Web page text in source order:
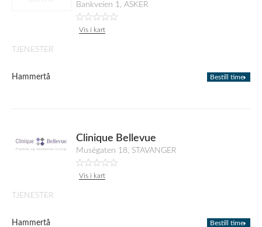
Bankveien 1, ASKER
Vis i kart
TJENESTER
Hammertå Bestill time
Clinique Bellevue
Muségaten 18, STAVANGER
Vis i kart
TJENESTER
Hammertå Bestill time